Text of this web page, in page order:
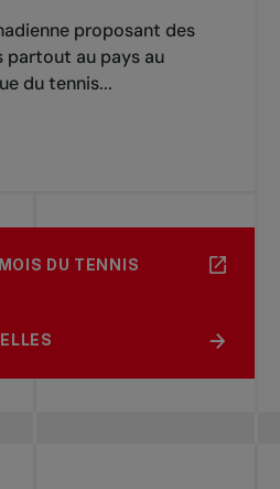
proposant des
partout au pays au
du tennis...
DU TENNIS